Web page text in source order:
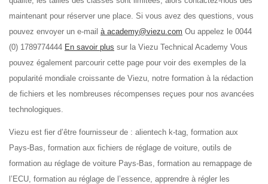
maintenant pour réserver une place. Si vous avez des questions, vous
pouvez envoyer un e-mail à academy@viezu.com Ou appelez le 0044
(0) 1789774444 En savoir plus sur la Viezu Technical Academy Vous
pouvez également parcourir cette page pour voir des exemples de la
popularité mondiale croissante de Viezu, notre formation à la rédaction
de fichiers et les nombreuses récompenses reçues pour nos avancées
technologiques.
Viezu est fier d’être fournisseur de : alientech k-tag, formation aux
Pays-Bas, formation aux fichiers de réglage de voiture, outils de
formation au réglage de voiture Pays-Bas, formation au remappage de
l’ECU, formation au réglage de l’essence, apprendre à régler les